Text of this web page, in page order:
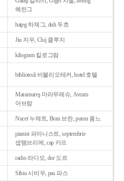
헤린그
haţeg 하체그, duh 두흐
Jiu 지우, Cluj 클루지
kilogram 킬로그람
bibliotecǎ 비블리오테커, hotel 호텔
Maramureş 마라무레슈, Avram
아브람
Nucet 누체트, Bran 브란, pumn 품느
pianist 피아니스트, septembrie
셉템브리에, cap 카프
radio 라디오, dor 도르
Sibiu 시비우, pas 파스